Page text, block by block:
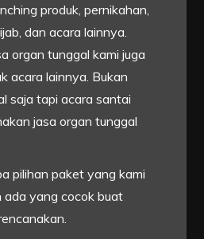
produk, pernikahan,
dan acara lainnya.
organ tunggal kami juga
acara lainnya. Bukan
saja tapi acara santai
jasa organ tunggal
pilihan paket yang kami
ada yang cocok buat